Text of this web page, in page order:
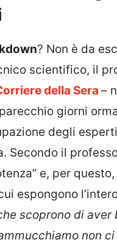
? Non è da
scientifico, il
della Sera –
giorni
degli
Secondo il
e, per
espongono
scoprono di
non ci